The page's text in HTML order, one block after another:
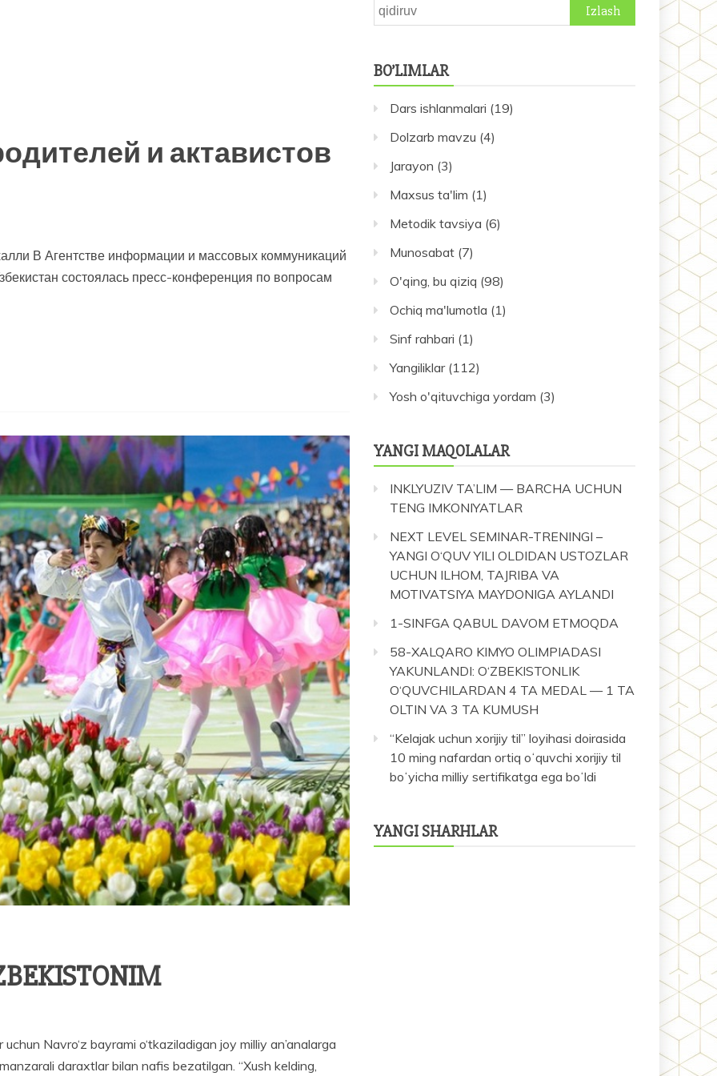
и актавистов
В Агентстве информации и массовых коммуникаций
состоялась пресс-конференция по вопросам
Navro‘z bayrami o‘tkaziladigan joy milliy an’analarga
daraxtlar bilan nafis bezatilgan. “Xush kelding,
Qidirshish:
BO’LIMLAR
Dars ishlanmalari (19)
Dolzarb mavzu (4)
Jarayon (3)
Maxsus ta'lim (1)
Metodik tavsiya (6)
Munosabat (7)
O'qing, bu qiziq (98)
Ochiq ma'lumotla (1)
Sinf rahbari (1)
Yangiliklar(112)
Yosh o'qituvchiga yordam (3)
YANGI MAQOLALAR
INKLYUZIV TA’LIM — BARCHA UCHUN
TENG IMKONIYATLAR
NEXT LEVEL SEMINAR-TRENINGI –
YANGI O‘QUV YILI OLDIDAN USTOZLAR
UCHUN ILHOM, TAJRIBA VA
MOTIVATSIYA MAYDONIGA AYLANDI
1-SINFGA QABUL DAVOM ETMOQDA
58-XALQARO KIMYO OLIMPIADASI
YAKUNLANDI: O‘ZBEKISTONLIK
O‘QUVCHILARDAN 4 TA MEDAL — 1 TA
OLTIN VA 3 TA KUMUSH
“Kelajak uchun xorijiy til” loyihasi doirasida
10 ming nafardan ortiq oʻquvchi xorijiy til
boʻyicha milliy sertifikatga ega boʻldi
YANGI SHARHLAR